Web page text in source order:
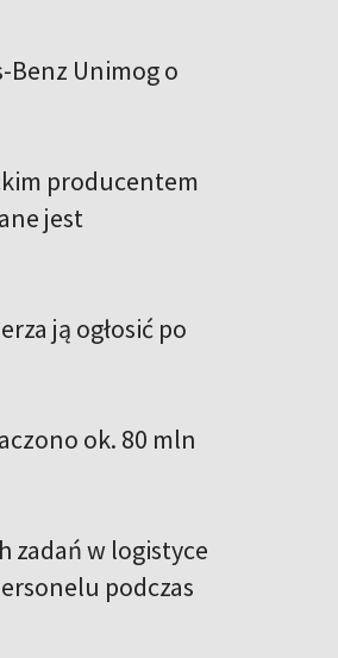
Benz Unimog o
producentem
jest
ją ogłosić po
ok. 80 mln
zadań w logistyce
podczas